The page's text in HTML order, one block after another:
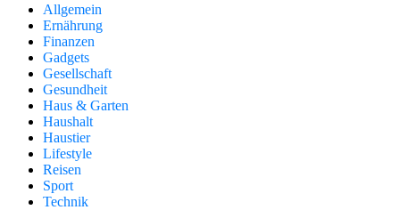
Allgemein
Ernährung
Finanzen
Gadgets
Gesellschaft
Gesundheit
Haus & Garten
Haushalt
Haustier
Lifestyle
Reisen
Sport
Technik